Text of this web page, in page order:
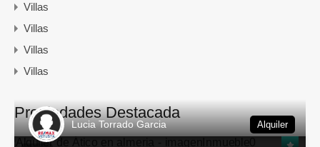
Villas
Villas
Villas
Villas
Propiedades Destacada
Lucia Torrado Garcia Alquiler